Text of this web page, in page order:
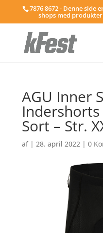
7876 8672 - Denne
shops med
AGU Inner
Sort – Str.
af | 28. april 2022| 0